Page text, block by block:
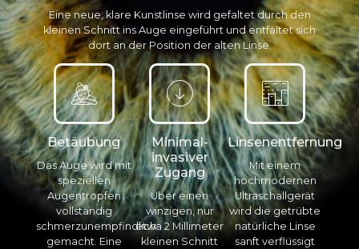
Eine neue, klare Kunstlinse wird gefaltet durch den
kleinen Schnitt ins Auge eingeführt und entfaltet sich
dort an der Position der alten Linse.
Betäubung​
Das Auge wird mit
speziellen
Augentropfen
vollständig
schmerzunempfindlich
gemacht. Eine
Minimal-
invasiver
Zugang
Über einen
winzigen, nur
etwa 2 Millimeter
kleinen Schnitt
Linsenentfernung
Mit einem
hochmodernen
Ultraschallgerät
wird die getrübte
natürliche Linse
sanft verflüssigt